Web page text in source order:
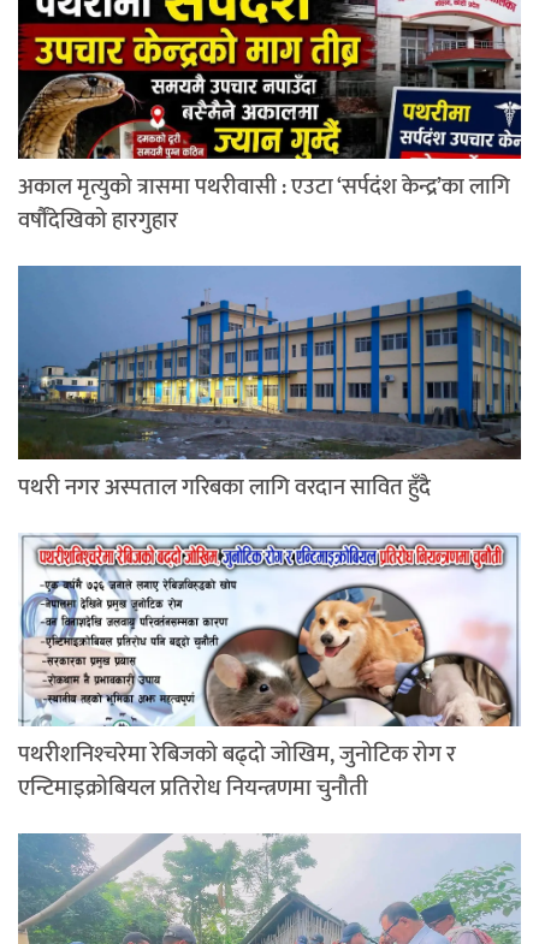
अकाल मृत्युको त्रासमा पथरीवासी : एउटा ‘सर्पदंश केन्द्र’का लागि
वर्षौंदेखिको हारगुहार
पथरी नगर अस्पताल गरिबका लागि वरदान सावित हुँदै
पथरीशनिश्‍चरेमा रेबिजको बढ्दो जोखिम, जुनोटिक रोग र
एन्टिमाइक्रोबियल प्रतिरोध नियन्त्रणमा चुनौती